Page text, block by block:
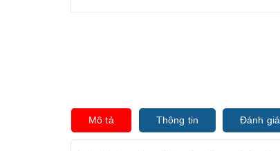
Mô tả Thông tin Đánh giá